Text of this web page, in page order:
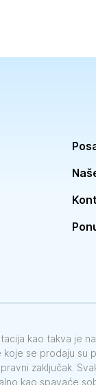
kao takva je
se prodaju su
zaključak.
kao spavaće